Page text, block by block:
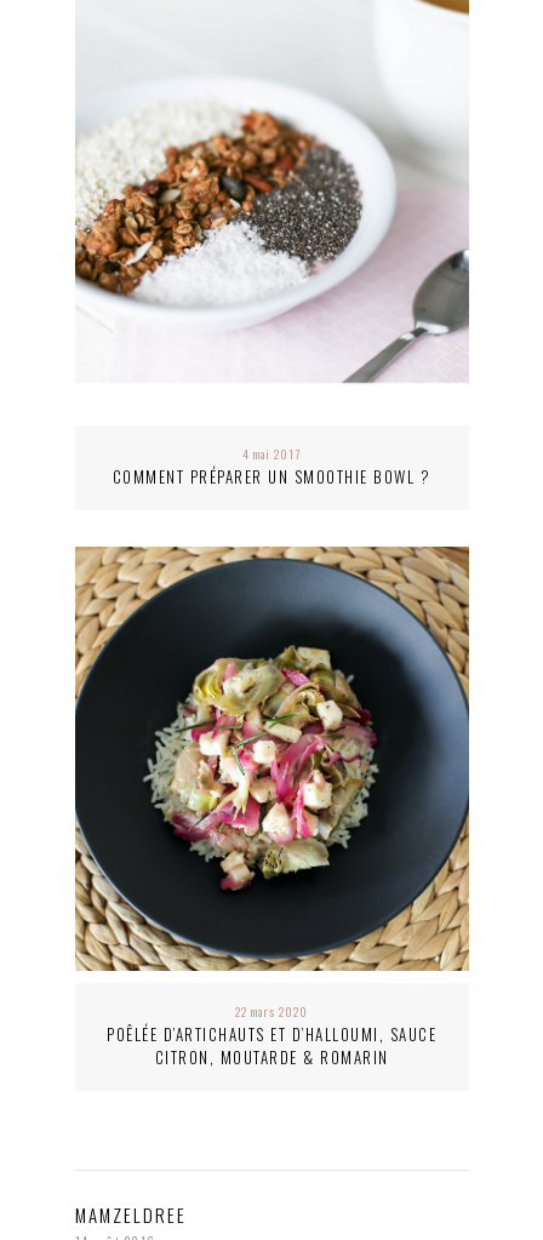
4 mai 2017
COMMENT PRÉPARER UN SMOOTHIE BOWL ?
22 mars 2020
POÊLÉE D’ARTICHAUTS ET D’HALLOUMI, SAUCE
CITRON, MOUTARDE & ROMARIN
MAMZELDREE